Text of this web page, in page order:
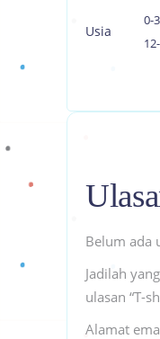
Usia
0-
Belum ada
Jadilah
ulasan “T-
Alamat